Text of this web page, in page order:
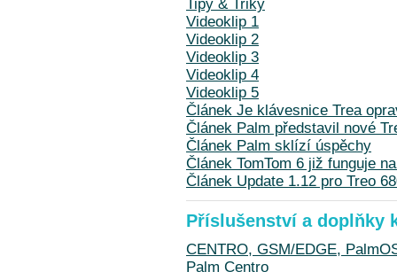
Tipy & Triky
Videoklip 1
Videoklip 2
Videoklip 3
Videoklip 4
Videoklip 5
Článek Je klávesnice Trea
Článek Palm představil nové
Článek Palm sklízí úspěchy
Článek TomTom 6 již funguje
Článek Update 1.12 pro Treo
Příslušenství a doplňky
CENTRO, GSM/EDGE,
Palm Centro